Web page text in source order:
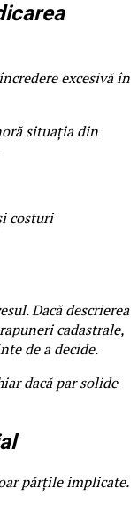
excesivă în
situația din
costuri
Dacă descrierea
cadastrale,
de a decide.
dacă par solide
părțile implicate.